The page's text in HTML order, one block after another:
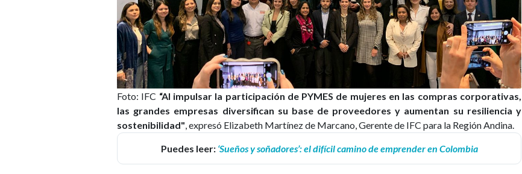
Foto: IFC “Al impulsar la participación de PYMES de mujeres en las compras corporativas,
las grandes empresas diversifican su base de proveedores y aumentan su resiliencia y
sostenibilidad" , expresó Elizabeth Martínez de Marcano, Gerente de IFC para la Región Andina.
Puedes leer: ‘Sueños y soñadores’: el difícil camino de emprender en Colombia